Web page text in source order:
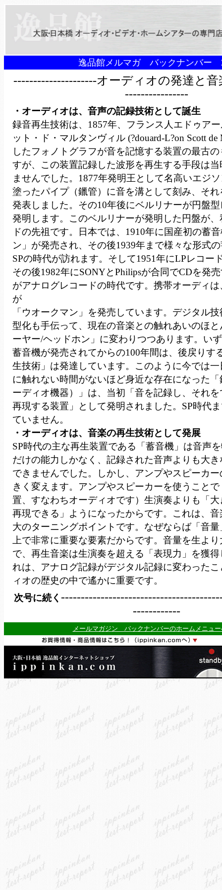
逸品館メルマガ バックナンバー
---------------------オーディオの発達と
----------------
・オーディオは、音声の記録技術として誕生
録音再生技術は、1857年、フランス人エドゥア
ット・ド・マルタンヴィル (?douard-L?on Scott
したフォノトグラフが音を記憶する装置の最古
すが、この装置記録した波形を再生する手段は
ませんでした。1877年発明王として名高いエジ
塗ったパイプ（鑞管）に音を溝として刻み、そ
発表しました。その10年後にベルリナーが円盤
発明します。このベルリナーが発明した円盤が
ドの先祖です。日本では、1910年に国産初の蓄
ン」が発売され、その後1939年まで様々な形式
SPの時代が訪れます。そして1951年にLPレコー
その後1982年にSONYとPhilipsが合同でCDを発
がアナログレコードの時代です。携帯オーディは
が
「ウオークマン」を発売しています。デジタル
型化も手伝って、現在の音楽との触れあいのほ
ーヤー/ヘッドホン」に変わりつつあります。い
蓄音機が発売されてからの100年間は、後戻りす
生技術」は発達しています。このように今では
に触れない時間がないほど身近な存在になった
ーディオ機器）」は、当初「音を記録し、それ
再現する装置」として発明されました。SP時代
ていません。
・オーディオは、音楽の再生技術として発展
SP時代の主な再生装置である「蓄音機」は音声
だけの能力しかなく、記録された音声よりも大
できませんでした。しかし、アンプやスピーカ
きく変えます。アンプやスピーカーを使うこと
置、すなわちオーディオです）生演奏よりも「
再現できる」ようになったからです。これは、
大のターニングポイントです。なぜならば「音
上で非常に重要な要素だからです。音量を生よ
で、再生音楽は生演奏を超える「表現力」を獲
れは、アナログ記録がデジタル記録に変わった
ィオの歴史の中で遙かに重要です。
次号に続く
------------
メールマガジン バックナンバーのホームメニュー